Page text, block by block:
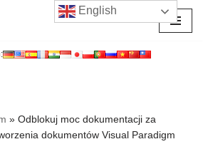
» Odblokuj moc dokumentacji za
dokumentów Visual Paradigm
English